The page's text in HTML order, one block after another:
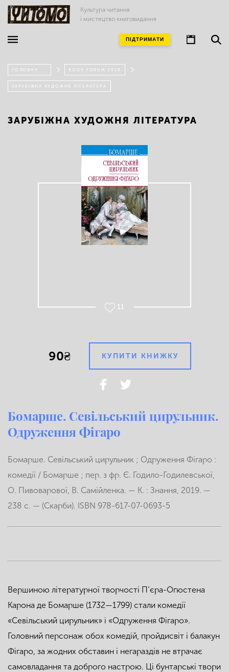
Культура читання
і мистецтво книговидання
ПІДТРИМАТИ
ГОЛОВНА BOOK FORUM 2019
ЗАРУБІЖНА ХУДОЖНЯ ЛІТЕРАТУРА
ЗАРУБІЖНА ХУДОЖНЯ ЛІТЕРАТУРА
11
90₴ КУПИТИ КНИЖКУ
Бомарше. Севільський цирульник.
Одруження Фігаро
Бомарше. Севільський цирульник ; Одруження Фігаро :
комедії / Бомарше ; пер. з фр. Є. Годило-Годилевської,
О. Пивоварової, В. Самійленка. — К. : Знання, 2019. —
238 с. — (Скарби). ISBN 978-617-07-0693-5
Вершиною літературної творчості П’єра-Оґюстена
Карона де Бомарше (1732—1799) стали комедії
«Севільський цирульник» і «Одруження Фігаро».
Головний персонаж обох комедій, пройдисвіт і балакун
Фігаро, за жодних обставин і негараздів не втрачає
самовладання та доброго настрою. Ці бунтарські твори